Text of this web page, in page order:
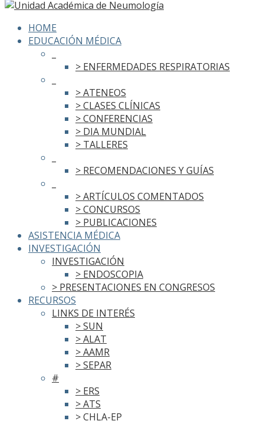
HOME
EDUCACIÓN MÉDICA
> ENFERMEDADES RESPIRATORIAS
> ATENEOS
> CLASES CLÍNICAS
> CONFERENCIAS
> DIA MUNDIAL
> TALLERES
> RECOMENDACIONES Y GUÍAS
> ARTÍCULOS COMENTADOS
> CONCURSOS
> PUBLICACIONES
ASISTENCIA MÉDICA
INVESTIGACIÓN
INVESTIGACIÓN
> ENDOSCOPIA
> PRESENTACIONES EN CONGRESOS
RECURSOS
LINKS DE INTERÉS
> SUN
> ALAT
> AAMR
> SEPAR
#
> ERS
> ATS
> CHLA-EP